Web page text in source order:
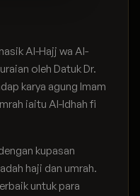
Al-Hajj wa Al-
oleh Datuk Dr.
karya agung Imam
iaitu Al-Idhah fi
kupasan
haji dan umrah.
untuk para